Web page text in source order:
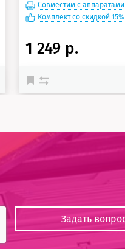
Совместим с аппаратами
Комплект со скидкой 15%
1 249 р.